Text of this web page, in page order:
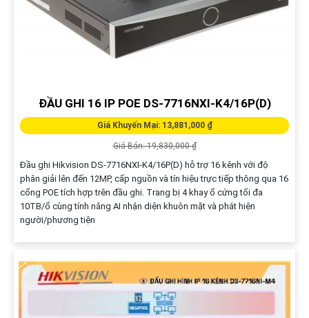
ĐẦU GHI 16 IP POE DS-7716NXI-K4/16P(D)
Giá Khuyến Mại: 13,881,000 ₫
Giá Bán: 19,830,000 ₫
Đầu ghi Hikvision DS-7716NXI-K4/16P(D) hỗ trợ 16 kênh với độ
phân giải lên đến 12MP, cấp nguồn và tín hiệu trực tiếp thông qua 16
cổng POE tích hợp trên đầu ghi. Trang bị 4 khay ổ cứng tối đa
10TB/ổ cùng tính năng AI nhận diện khuôn mặt và phát hiện
người/phương tiện